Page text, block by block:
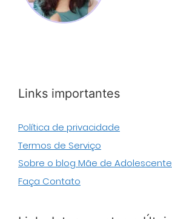
Links importantes
Política de privacidade
Termos de Serviço
Sobre o blog Mãe de Adolescente
Faça Contato